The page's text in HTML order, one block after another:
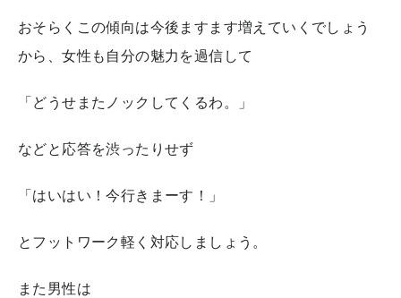
おそらくこの傾向は今後ますます増えていくでしょう
から、女性も自分の魅力を過信して
「どうせまたノックしてくるわ。」
などと応答を渋ったりせず
「はいはい！今行きまーす！」
とフットワーク軽く対応しましょう。
また男性は